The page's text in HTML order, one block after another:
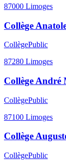
87000 Limoges
Collège
CollègePublic
87280 Limoges
Collège André
CollègePublic
87100 Limoges
Collège
CollègePublic